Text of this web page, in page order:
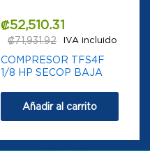
₡52,510.31
₡71,931.92 IVA incluido
COMPRESOR TFS4F
1/8 HP SECOP BAJA
Añadir al carrito